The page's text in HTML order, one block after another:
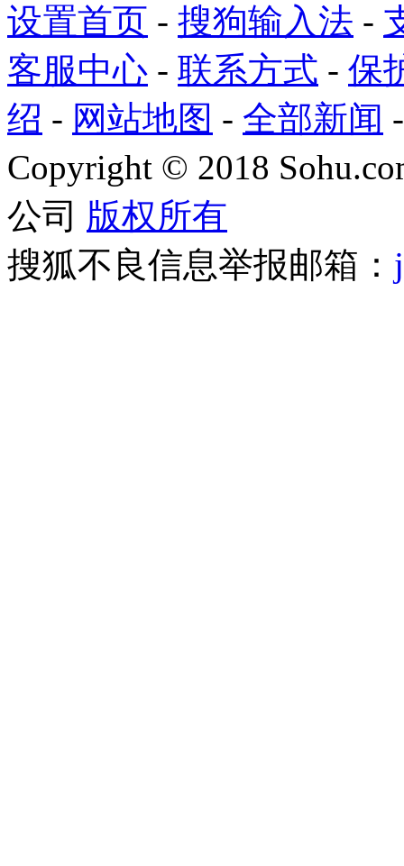
设置首页 - 搜狗输入法 -
客服中心 - 联系方式 - 保
绍 - 网站地图 - 全部新闻
Copyright © 2018
公司 版权所有
搜狐不良信息举报邮箱：